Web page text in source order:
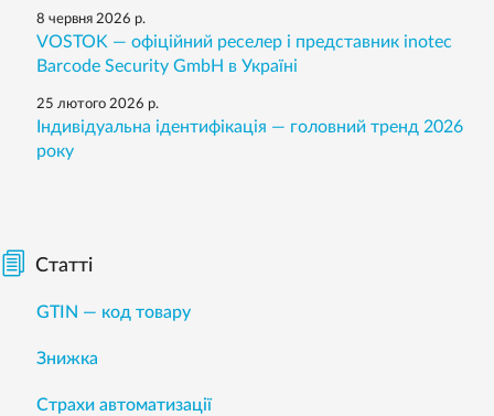
8 червня 2026 р.
VOSTOK — офіційний реселер і представник inotec
Barcode Security GmbH в Україні
25 лютого 2026 р.
Індивідуальна ідентифікація — головний тренд 2026
року
Статті
GTIN — код товару
Знижка
Страхи автоматизації